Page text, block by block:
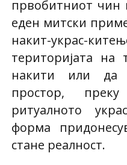
првобитниот чин
еден митски
накит-украс-
територијата на
накити или да
простор,
ритуалното
форма
стане реалност.